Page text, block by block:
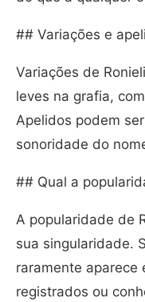
## Variações e
Variações de
leves na grafia,
Apelidos podem
sonoridade do
## Qual a
A popularidade de
sua singularidade.
raramente aparece
registrados ou